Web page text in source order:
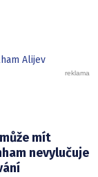
Alijev
mít
nevylučuje